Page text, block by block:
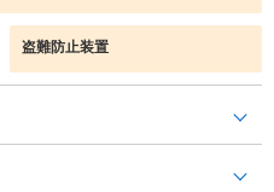
盗難防止装置